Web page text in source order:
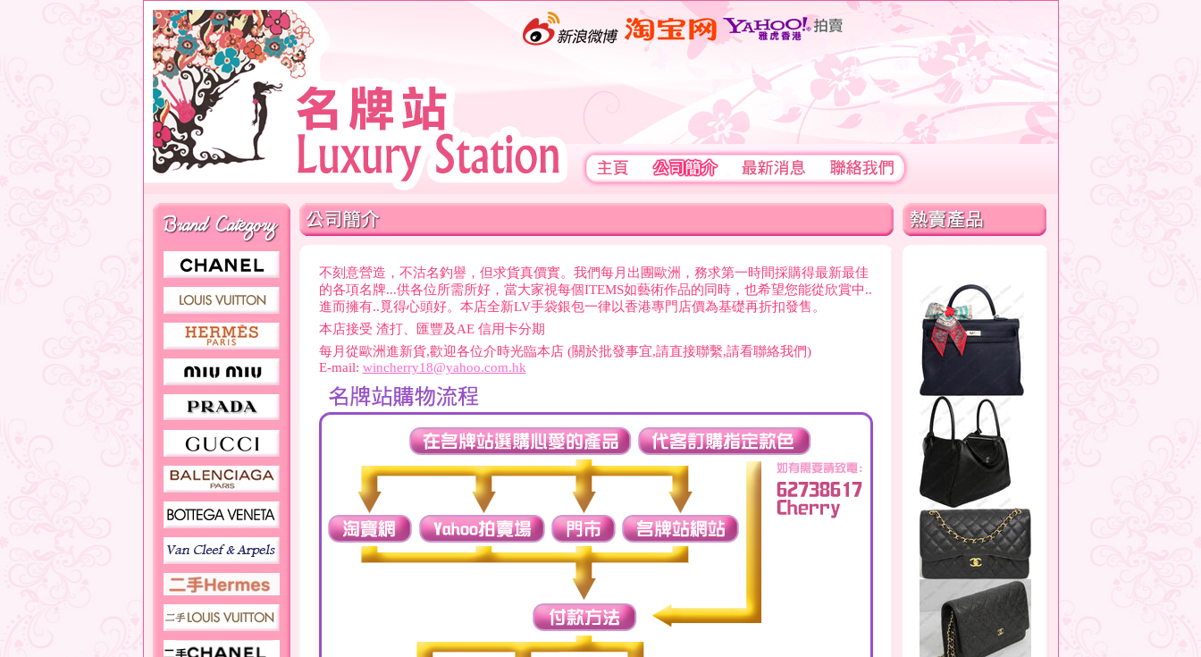
不刻意營造，不沽名釣譽，但求貨真價實。我們每月出團歐洲，務求第一時間採購得最新最佳
的各項名牌...供各位所需所好，當大家視每個ITEMS如藝術作品的同時，也希望您能從欣賞中..
進而擁有..覓得心頭好。本店全新LV手袋銀包一律以香港專門店價為基礎再折扣發售。
本店接受 渣打、匯豐及AE 信用卡分期
每月從歐洲進新貨,歡迎各位介時光臨本店 (關於批發事宜,請直接聯繫,請看聯絡我們)
E-mail: wincherry18@yahoo.com.hk